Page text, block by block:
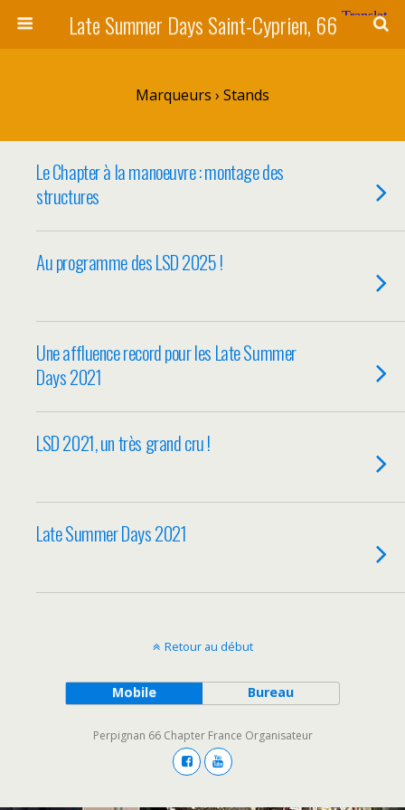
Late Summer Days Saint-Cyprien, 66
Marqueurs › Stands
Le Chapter à la manoeuvre : montage des
structures
Au programme des LSD 2025 !
Une affluence record pour les Late Summer
Days 2021
LSD 2021, un très grand cru !
Late Summer Days 2021
Retour au début
Mobile Bureau
Perpignan 66 Chapter France Organisateur